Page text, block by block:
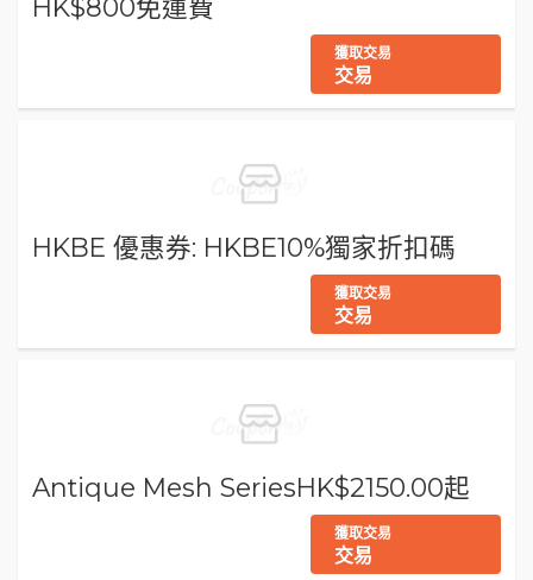
HK$800免運費
獲取交易
交易
HKBE 優惠券: HKBE10%獨家折扣碼
獲取交易
交易
Antique Mesh SeriesHK$2150.00起
獲取交易
交易